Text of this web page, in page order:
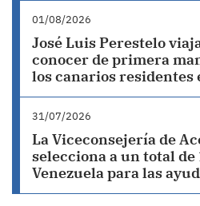
01/08/2026
José Luis Perestelo
conocer de primera
los canarios residentes
31/07/2026
La Viceconsejería de
selecciona a un total
Venezuela para las